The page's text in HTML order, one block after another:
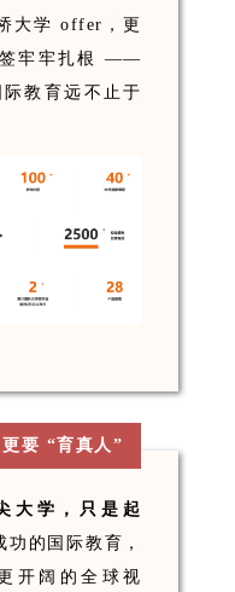
大学 offer，更
签牢牢扎根 ——
教育远不止于
要 “育真人”
大学，只是起
的国际教育，
开阔的全球视